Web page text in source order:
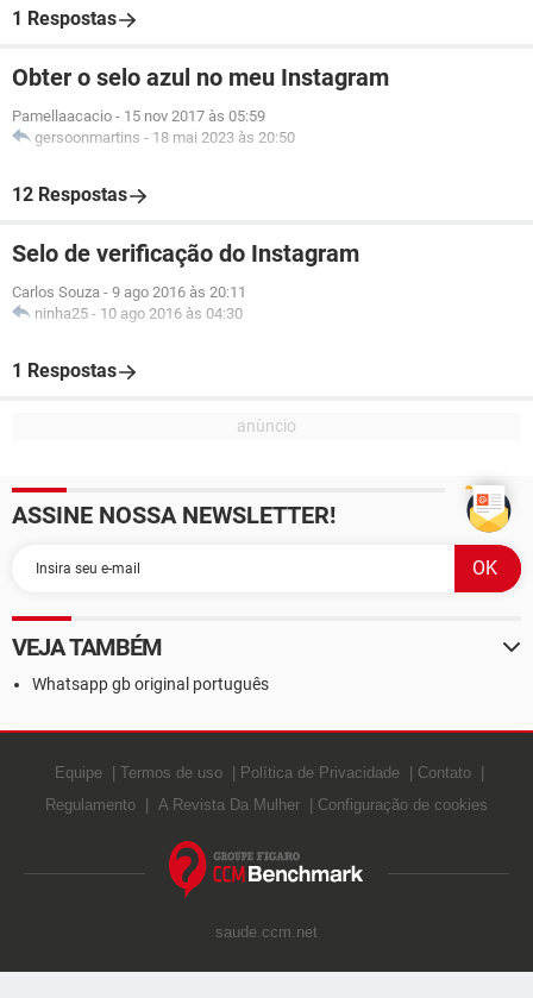
1 Respostas
Obter o selo azul no meu Instagram
Pamellaacacio - 15 nov 2017 às 05:59
gersoonmartins - 18 mai 2023 às 20:50
12 Respostas
Selo de verificação do Instagram
Carlos Souza - 9 ago 2016 às 20:11
ninha25 - 10 ago 2016 às 04:30
1 Respostas
ASSINE NOSSA NEWSLETTER!
VEJA TAMBÉM
Whatsapp gb original português
Equipe Termos de uso Política de Privacidade
Contato
Regulamento
A Revista Da Mulher Configuração de cookies
saude.ccm.net